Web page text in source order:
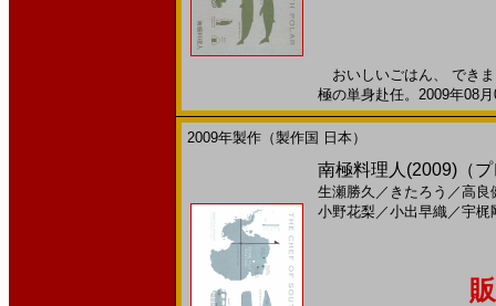
おいしいごはん、 でき
極の単身赴任。2009年
2009年製作（製作国 日本）
南極料理人(2009)（
生瀬勝久 ／ きたろう ／高良
小野花梨 ／小出早織／宇梶